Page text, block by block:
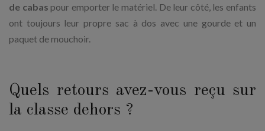
de cabas pour emporter le matériel. De leur côté, les enfants
ont toujours leur propre sac à dos avec une gourde et un
paquet de mouchoir.
Quels retours avez-vous reçu sur
la classe dehors ?